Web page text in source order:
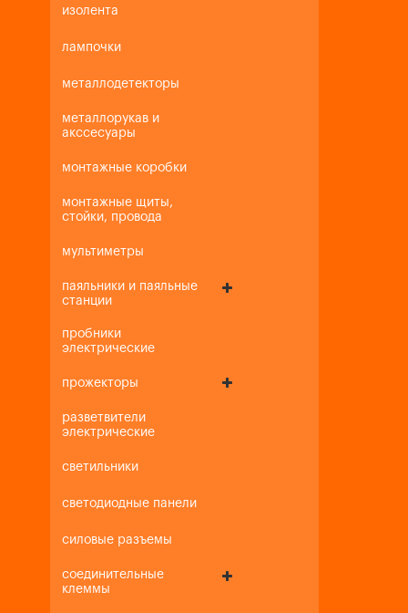
изолента
лампочки
металлодетекторы
металлорукав и
акссесуары
монтажные коробки
монтажные щиты,
стойки, провода
мультиметры
паяльники и паяльные
станции
пробники
электрические
прожекторы
разветвители
электрические
светильники
светодиодные панели
силовые разъемы
соединительные
клеммы